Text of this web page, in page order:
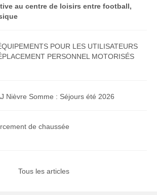
au centre de loisirs entre football,
POUR LES UTILISATEURS
PERSONNEL MOTORISÉS
Nièvre Somme : Séjours été 2026
de chaussée
Tous les articles